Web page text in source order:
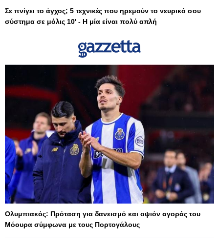
Σε πνίγει το άγχος; 5 τεχνικές που ηρεμούν το νευρικό σου
σύστημα σε μόλις 10' - Η μία είναι πολύ απλή
Ολυμπιακός: Πρόταση για δανεισμό και οψιόν αγοράς του
Μόουρα σύμφωνα με τους Πορτογάλους